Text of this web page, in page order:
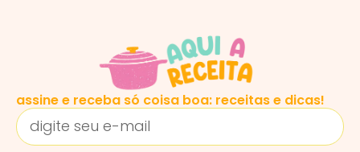
assine e receba só coisa boa: receitas e dicas!